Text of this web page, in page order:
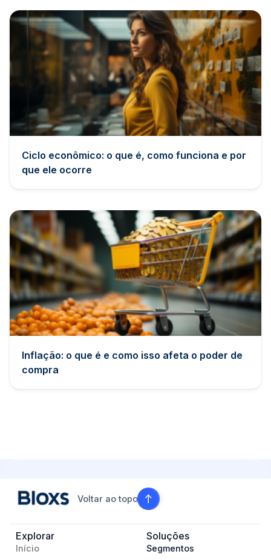
Ciclo econômico: o que é, como funciona e por
que ele ocorre
Inflação: o que é e como isso afeta o poder de
compra
Voltar ao topo
Explorar
Início
Soluções
Segmentos